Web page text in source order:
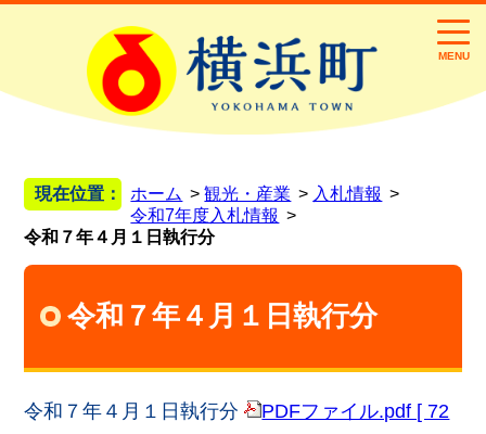
MENU
現在位置： ホーム 観光・産業
入札情報
令和7年度入札情報
令和７年４月１日執行分
令和７年４月１日執行分
令和７年４月１日執行分
PDFファイル.pdf [ 72